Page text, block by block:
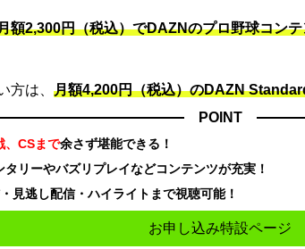
額2,300円（税込）でDAZNのプロ野球コン
方は、 月額4,200円（税込）のDAZN
POINT
、CSまで余さず堪能できる！
リーやバズリプレイなどコンテンツが充実！
見逃し配信・ハイライトまで視聴可能！
お申し込み特設ページ